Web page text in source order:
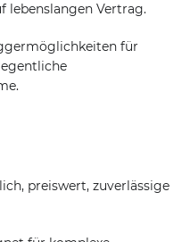
lebenslangen Vertrag.
für
preiswert, zuverlässige